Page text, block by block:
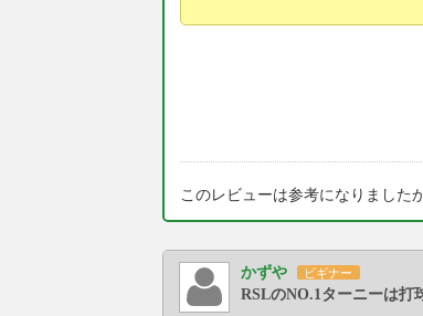
このレビューは参考になりました
かずや ビギナー
RSLのNO.1ターニーは打